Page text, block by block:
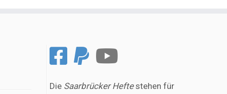
Die Saarbrücker Heftestehen für